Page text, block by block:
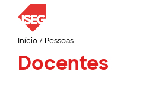
Início/ Pessoas
Docentes